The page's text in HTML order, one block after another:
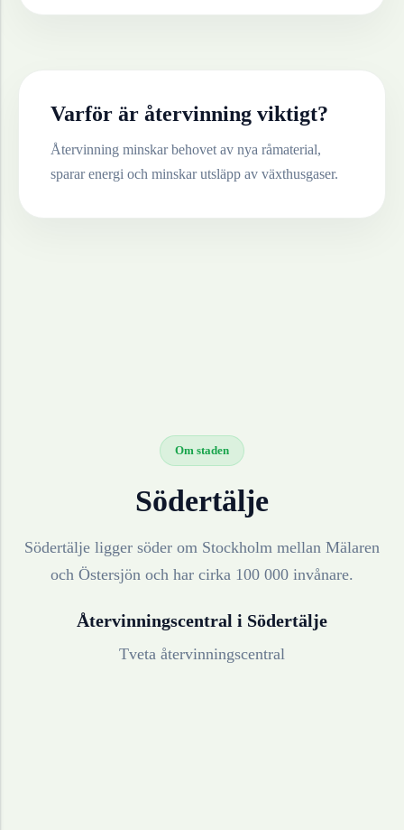
Varför är återvinning viktigt?
Återvinning minskar behovet av nya råmaterial,
sparar energi och minskar utsläpp av växthusgaser.
Om staden
Södertälje
Södertälje ligger söder om Stockholm mellan Mälaren
och Östersjön och har cirka 100 000 invånare.
Återvinningscentral i Södertälje
Tveta återvinningscentral